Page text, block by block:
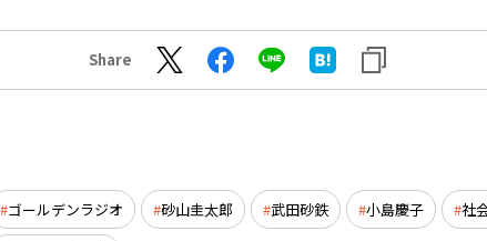
Share
ゴールデンラジオ 砂山圭太郎 武田砂鉄 小島慶子 社